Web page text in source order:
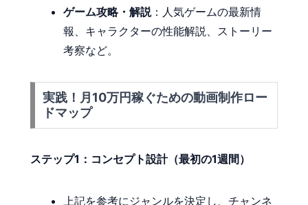
ゲーム攻略・解説：人気ゲームの最新情
報、キャラクターの性能解説、ストーリー
考察など。
実践！月10万円稼ぐための動画制作ロー
ドマップ
ステップ1：コンセプト設計（最初の1週間）
上記を参考にジャンルを決定し、チャンネ